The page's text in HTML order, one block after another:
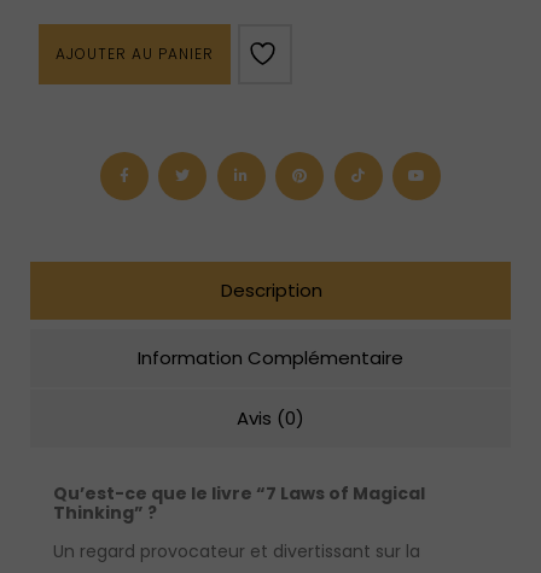
Livre
seulement)
AJOUTER AU PANIER
Description
Information Complémentaire
Avis (0)
Qu’est-ce que le livre “7 Laws of Magical
Thinking” ?
Un regard provocateur et divertissant sur la